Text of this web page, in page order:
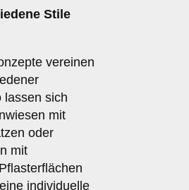
Stile
vereinen
lassen sich
mit
oder
mit
individuelle